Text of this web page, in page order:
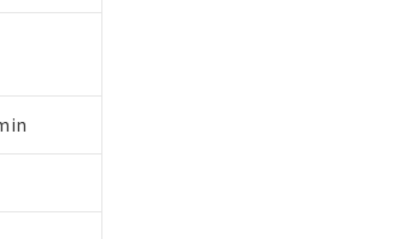
または開示しないようお願いしま
、I-Webメンバーズにご登録され
て、当社および当社の共同利用者
範囲で利用することをご了承くだ
。
す。
たはお客様担当のオムロン制御